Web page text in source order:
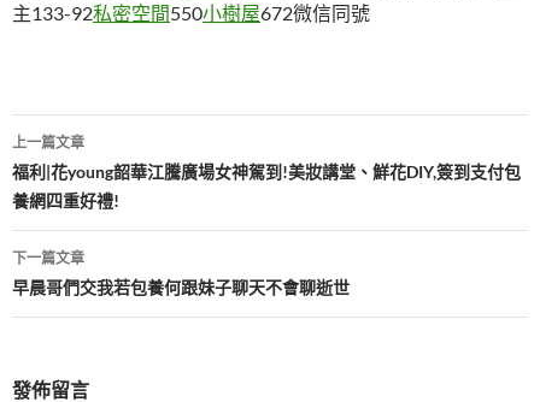
主133-92私密空間550小樹屋672微信同號
文
章
導
覽
上一篇文章
福利|花young韶華江騰廣場女神駕到!美妝講堂、鮮花DIY,簽到支付包
養網四重好禮!
下一篇文章
早晨哥們交我若包養何跟妹子聊天不會聊逝世
發佈留言